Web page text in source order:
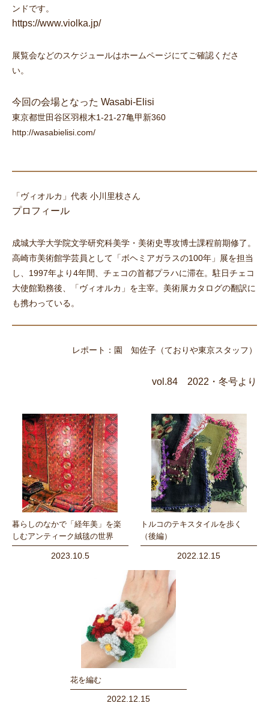
ンドです。
https://www.violka.jp/
展覧会などのスケジュールはホームページにてご確認くださ
い。
今回の会場となった Wasabi-Elisi
東京都世田谷区羽根木1-21-27亀甲新360
http://wasabielisi.com/
「ヴィオルカ」代表 小川里枝さん
プロフィール
成城大学大学院文学研究科美学・美術史専攻博士課程前期修了。
高崎市美術館学芸員として「ボヘミアガラスの100年」展を担当
し、1997年より4年間、チェコの首都プラハに滞在。駐日チェコ
大使館勤務後、「ヴィオルカ」を主宰。美術展カタログの翻訳に
も携わっている。
レポート：園 知佐子（ておりや東京スタッフ）
vol.84 2022・冬号より
暮らしのなかで「経年美」を楽
しむアンティーク絨毯の世界
2023.10.5
トルコのテキスタイルを歩く
（後編）
2022.12.15
花を編む
2022.12.15